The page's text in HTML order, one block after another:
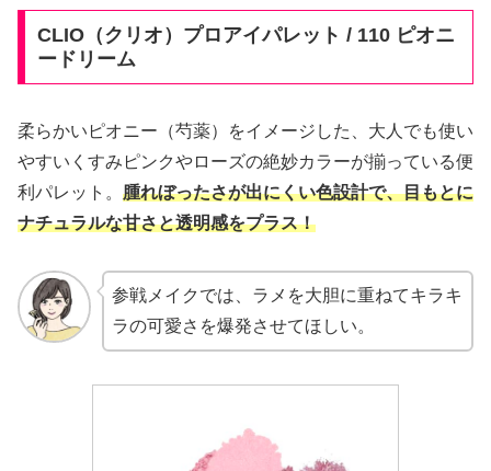
CLIO（クリオ）プロアイパレット / 110 ピオニ
ードリーム
柔らかいピオニー（芍薬）をイメージした、大人でも使い
やすいくすみピンクやローズの絶妙カラーが揃っている便
利パレット。 腫れぼったさが出にくい色設計で、目もとに
ナチュラルな甘さと透明感をプラス！
参戦メイクでは、ラメを大胆に重ねてキラキ
ラの可愛さを爆発させてほしい。